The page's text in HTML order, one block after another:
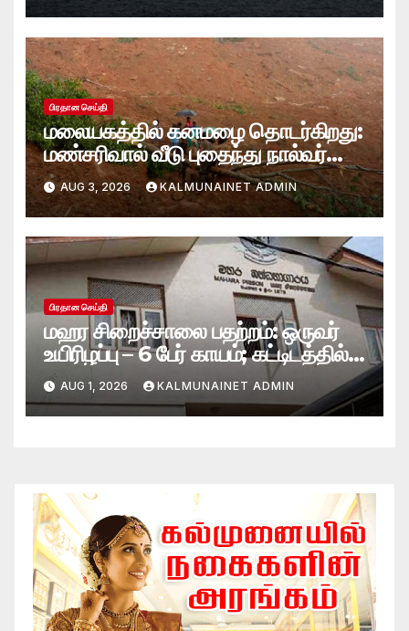
பிரதான செய்தி
மலையகத்தில் கனமழை தொடர்கிறது:
மண்சரிவால் வீடு புதைந்து நால்வர்
மாயம்
AUG 3, 2026 KALMUNAINET ADMIN
பிரதான செய்தி
மஹர சிறைச்சாலை பதற்றம்: ஒருவர்
உயிரிழப்பு – 6 பேர் காயம்; கட்டிடத்தில்
பாரிய தீ
AUG 1, 2026 KALMUNAINET ADMIN